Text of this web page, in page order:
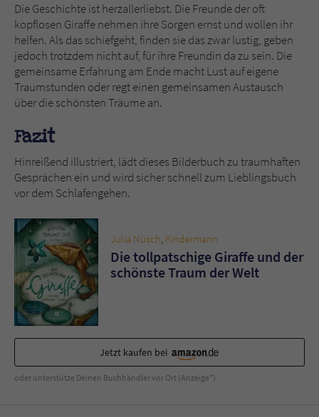
Die Geschichte ist herzallerliebst. Die Freunde der oft
kopflosen Giraffe nehmen ihre Sorgen ernst und wollen ihr
helfen. Als das schiefgeht, finden sie das zwar lustig, geben
jedoch trotzdem nicht auf, für ihre Freundin da zu sein. Die
gemeinsame Erfahrung am Ende macht Lust auf eigene
Traumstunden oder regt einen gemeinsamen Austausch
über die schönsten Träume an.
Fazit
Hinreißend illustriert, lädt dieses Bilderbuch zu traumhaften
Gesprächen ein und wird sicher schnell zum Lieblingsbuch
vor dem Schlafengehen.
Julia Nüsch, Kindermann
Die tollpatschige Giraffe und der
schönste Traum der Welt
Jetzt kaufen bei
oder unterstütze Deinen Buchhändler vor Ort (Anzeige*)